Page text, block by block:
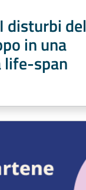
disturbi del
in una
span